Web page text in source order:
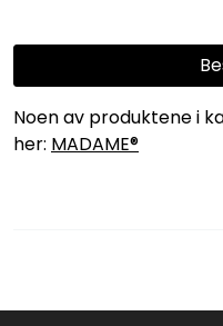
Noen av produktene i
her: MADAME®